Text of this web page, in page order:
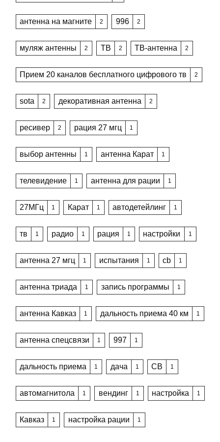
антенна на магните 2 996 2
муляж антенны 2 ТВ 2 ТВ-антенна 2
Прием 20 каналов бесплатного цифрового тв 2
sota 2 декоративная антенна 2
ресивер 2 рация 27 мгц 1
выбор антенны 1 антенна Карат 1
телевидение 1 антенна для рации 1
27МГц 1 Карат 1 автодетейлинг 1
тв 1 радио 1 рация 1 настройки 1
антенна 27 мгц 1 испытания 1 cb 1
антенна триада 1 запись программы 1
антенна Кавказ 1 дальность приема 40 км 1
антенна спецсвязи 1 997 1
дальность приема 1 дача 1 CB 1
автомагнитола 1 вендинг 1 настройка 1
Кавказ 1 настройка рации 1